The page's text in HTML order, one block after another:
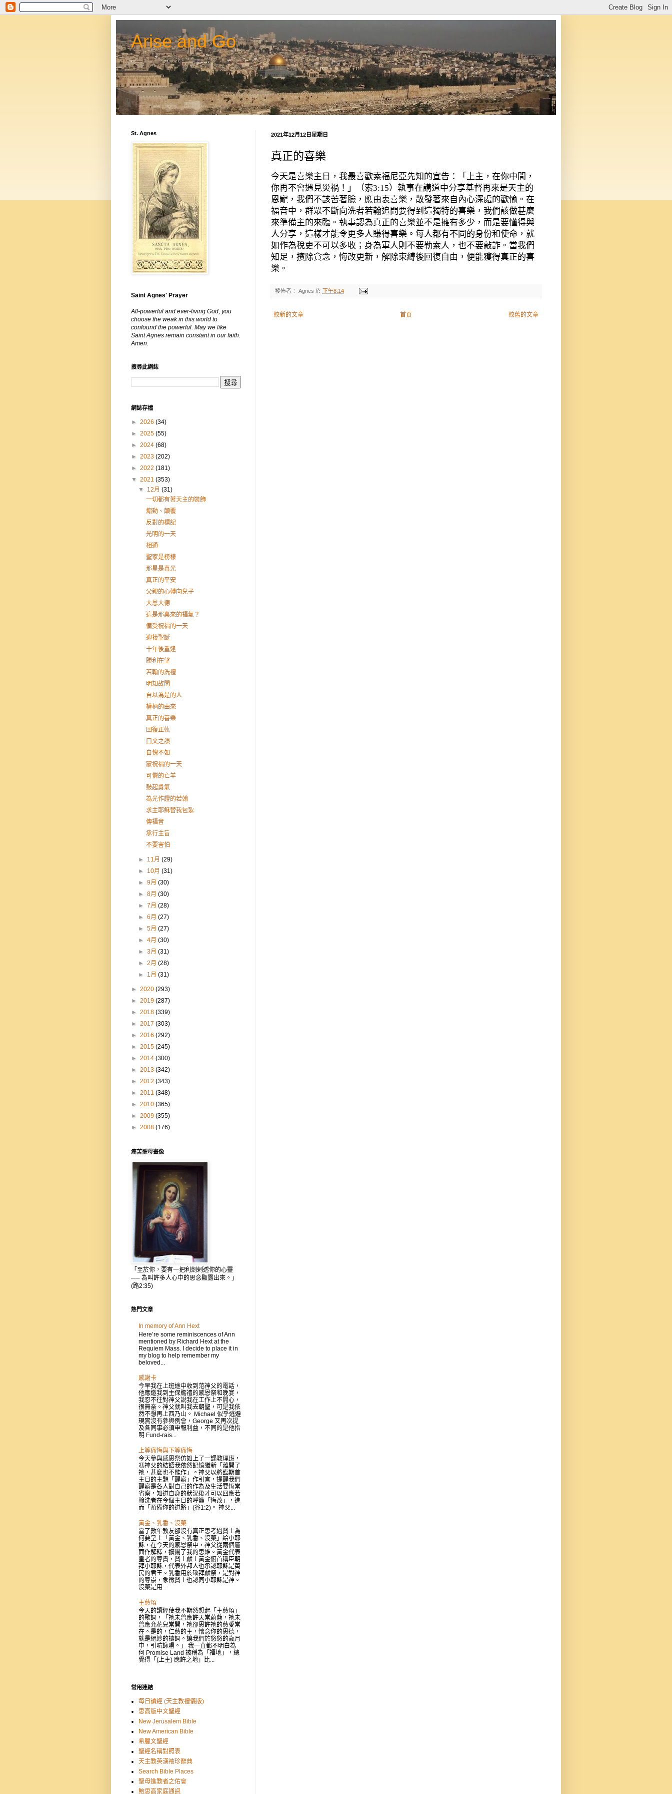
Arise and Go
2021年12月12日星期日
真正的喜樂
今天是喜樂主日，我最喜歡索福尼亞先知的宣告：「上主，在你中間，
你再不會遇見災禍！」（索3:15）執事在講道中分享基督再來是天主的
恩寵，我們不該苦著臉，應由衷喜樂，散發著來自內心深處的歡愉。在
福音中，群眾不斷向洗者若翰追問要得到這獨特的喜樂，我們該做甚麼
來準備主的來臨。執事認為真正的喜樂並不是擁有多少，而是要懂得與
人分享，這樣才能令更多人賺得喜樂。每人都有不同的身份和使命，就
如作為稅吏不可以多收；身為軍人則不要勒索人，也不要敲詐。當我們
知足，擯除貪念，悔改更新，解除束縛後回復自由，便能獲得真正的喜
樂。
發佈者： Agnes 於 下午8:14
較新的文章 較舊的文章
首頁
St. Agnes
Saint Agnes' Prayer
All-powerful and ever-living God, you
choose the weak in this world to
confound the powerful. May we like
Saint Agnes remain constant in our faith.
Amen.
搜尋此網誌
網誌存檔
► 2026 (34)
► 2025 (55)
► 2024 (68)
► 2023 (202)
► 2022 (181)
▼ 2021 (353)
▼ 12月(31)
一切都有著天主的裝飾
煽動、顛覆
反對的標記
光明的一天
相通
聖家是榜樣
那星是真光
真正的平安
父親的心轉向兒子
大恩大德
這是那裏來的福氣？
備受祝福的一天
迎接聖誕
十年後重逢
勝利在望
若翰的洗禮
明知故問
自以為是的人
權柄的由來
真正的喜樂
回復正軌
口文之誤
自愧不如
蒙祝福的一天
可憐的亡羊
鼓起勇氣
為光作證的若翰
求主耶穌替我包紮
傳福音
承行主旨
不要害怕
► 11月(29)
► 10月(31)
►9月(30)
►8月(30)
►7月(28)
►6月(27)
►5月(27)
►4月(30)
►3月(31)
►2月(28)
► 1月(31)
► 2020 (293)
► 2019 (287)
► 2018 (339)
► 2017 (303)
► 2016 (292)
► 2015 (245)
► 2014 (300)
► 2013 (342)
► 2012 (343)
► 2011 (348)
► 2010 (365)
► 2009 (355)
► 2008 (176)
痛苦聖母畫像
「至於你，要有一把利劍剌透你的心靈
── 為叫許多人心中的思念顯露出來。」
(路2:35)
熱門文章
In memory of Ann Hext
Here’re some reminiscences of Ann
mentioned by Richard Hext at the
Requiem Mass. I decide to place it in
my blog to help remember my
beloved...
感謝卡
今早我在上班途中收到范神父的電話，
他應邀我到主保贍禮的感恩祭和晚宴，
我忍不往對神父說我在工作上不開心，
很無奈。神父就叫我去朝聖，可是我依
然不想再上西乃山。 Michael 似乎逃避
現實沒有參與例會，George 又再次提
及各同事必須申報利益，不同的是他指
明 Fund-rais...
上等痛悔與下等痛悔
今天參與感恩祭仿如上了一課教理班，
馮神父的結語我依然記憶猶新「離開了
祂，甚麼也不能作」。神父以將臨期首
主日的主題「醒寤」作引言，提醒我們
醒寤是各人對自己的作為及生活要恆常
省察，知道自身的狀況後才可以回應若
翰洗者在今個主日的呼籲「悔改」，進
而「預備你的道路」(谷1:2)。 神父...
黃金、乳香、沒藥
當了數年教友卻沒有真正思考過賢士為
何要呈上「黃金、乳香、沒藥」給小耶
穌，在今天的感恩祭中，神父從兩個層
面作解釋，擴闊了我的思維。黃金代表
皇者的尊貴，賢士獻上黃金俯首稱臣朝
拜小耶穌，代表外邦人也承認耶穌是萬
民的君王。乳香用於敬拜獻祭，是對神
的尊崇，象徵賢士也認同小耶穌是神。
沒藥是用...
主慈頌
今天的讀經使我不期然想起「主慈頌」
的歌詞，「祂未曾應許天常蔚藍，祂未
曾應允花兒常開，祂卻恩許祂的慈愛常
在。是的，仁慈的主，懷念你的恩德，
就是絕妙的禱詞。讓我們於悠悠的歲月
中，引吭詠唱。」 我一直都不明白為
何 Promise Land 被稱為「福地」，總
覺得「(上主) 應許之地」比...
常用連結
每日讀經 (天主教禮儀版)
思高版中文聖經
New Jerusalem Bible
New American Bible
希臘文聖經
聖經名稱對照表
天主教英漢袖珍辭典
Search Bible Places
聖母進教者之佑會
鮑思高家庭通訊